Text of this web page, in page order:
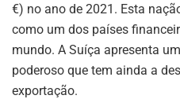
€) no ano de 2021. Esta
como um dos países
mundo. A Suíça apresenta
poderoso que tem ainda a
exportação.